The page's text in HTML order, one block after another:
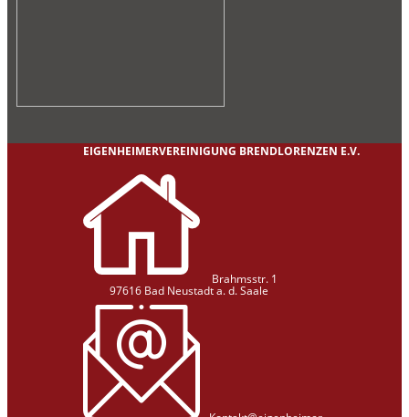
EIGENHEIMERVEREINIGUNG BRENDLORENZEN E.V.
Brahmsstr. 1
97616 Bad Neustadt a. d. Saale